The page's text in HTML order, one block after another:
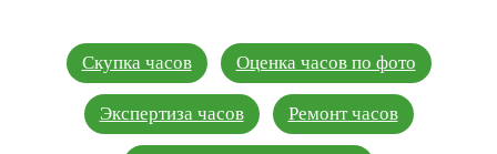
Скупка часов Оценка часов по фото
Экспертиза часов Ремонт часов